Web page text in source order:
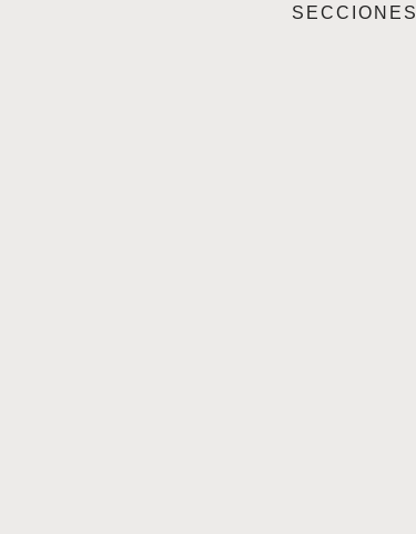
SECCIONES